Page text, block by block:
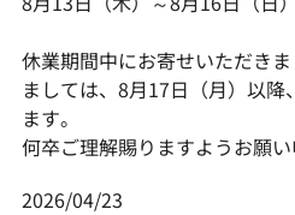
休業期間中にお寄せいただき
ましては、8月17日（月）以
ます。
何卒ご理解賜りますようお願い
2026/04/23